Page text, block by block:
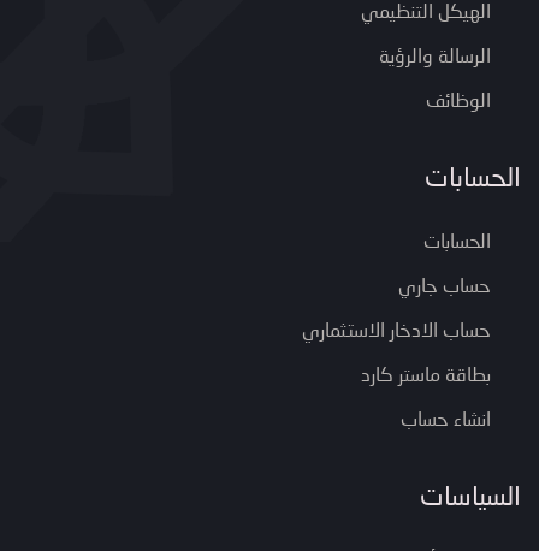
الهيكل التنظيمي
الرسالة والرؤية
الوظائف
الحسابات
الحسابات
حساب جاري
حساب الادخار الاستثماري
بطاقة ماستر كارد
انشاء حساب
السياسات